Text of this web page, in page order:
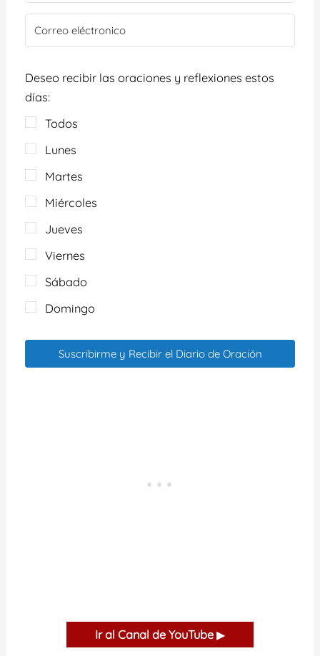
Deseo recibir las oraciones y reflexiones estos
días:
Todos
Lunes
Martes
Miércoles
Jueves
Viernes
Sábado
Domingo
Suscribirme y Recibir el Diario de Oración
Ir al Canal de YouTube ▶